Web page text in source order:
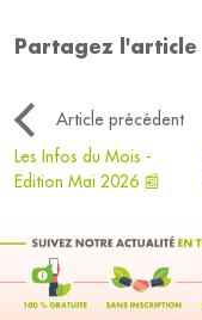
Partagez l'article
Article précédent
Les Infos du Mois -
Edition Mai 2026 📰